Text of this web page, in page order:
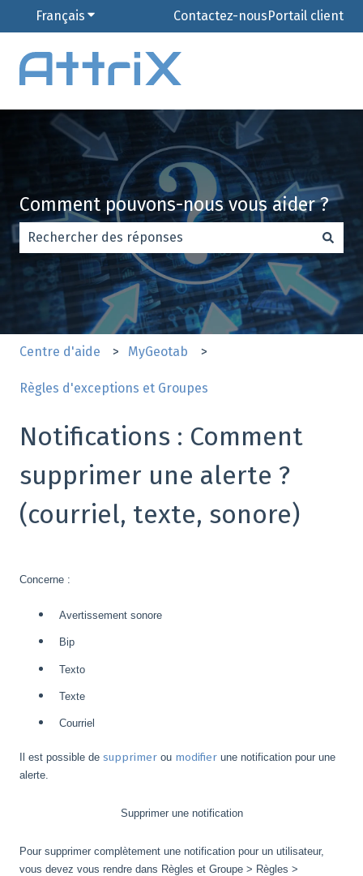
Français Afficher le sous-menu pour les traductions
Contactez-nousPortail client
Comment pouvons-nous vous aider ?
Il n'y a aucune suggestion car le champ de recherche
Centre d'aide MyGeotab
Règles d'exceptions et Groupes
Notifications : Comment
supprimer une alerte ?
(courriel, texte, sonore)
Concerne :
Avertissement sonore
Bip
Texto
Texte
Courriel
Il est possible de supprimer ou modifier une notification pour une
alerte.
Supprimer une notification
Pour supprimer complètement une notification pour un utilisateur,
vous devez vous rendre dans Règles et Groupe > Règles >